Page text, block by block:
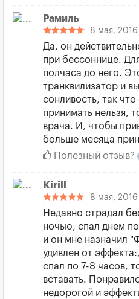
Рамиль
8 мая, 2016
Да, он
при бессоннице.
полчаса до него.
транквилизатор и
сонливость, так
принимать нельзя,
врача. И, чтобы
больше месяца
Полезный отзыв?
Kirill
8 мая, 2016
Недавно страдал
ночью, спал днем
и он мне назначил
удивлен от
спал по 7-8 часов,
вставать.
недорогой и